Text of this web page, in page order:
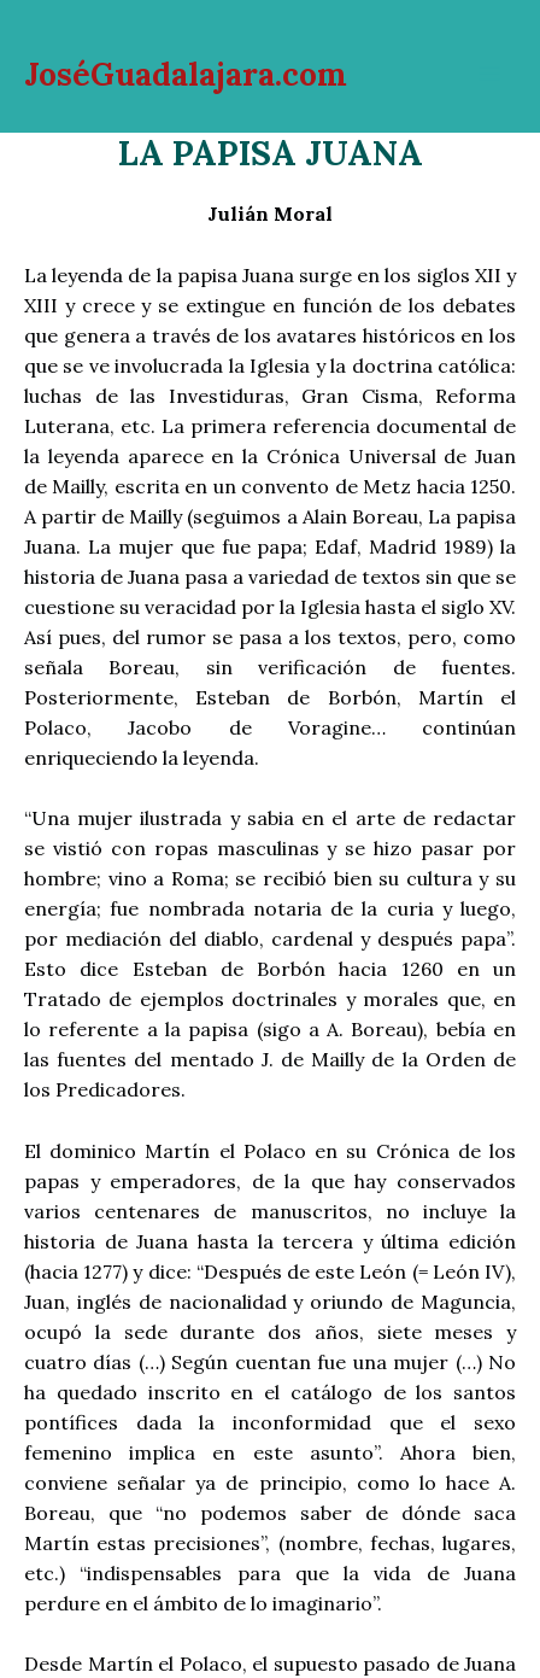
contenido
JoséGuadalajara.com
LA PAPISA JUANA
Julián Moral
La leyenda de la papisa Juana surge en los siglos XII y
XIII y crece y se extingue en función de los debates
que genera a través de los avatares históricos en los
que se ve involucrada la Iglesia y la doctrina católica:
luchas de las Investiduras, Gran Cisma, Reforma
Luterana, etc. La primera referencia documental de
la leyenda aparece en la Crónica Universal de Juan
de Mailly, escrita en un convento de Metz hacia 1250.
A partir de Mailly (seguimos a Alain Boreau, La papisa
Juana. La mujer que fue papa; Edaf, Madrid 1989) la
historia de Juana pasa a variedad de textos sin que se
cuestione su veracidad por la Iglesia hasta el siglo XV.
Así pues, del rumor se pasa a los textos, pero, como
señala Boreau, sin verificación de fuentes.
Posteriormente, Esteban de Borbón, Martín el
Polaco, Jacobo de Voragine… continúan
enriqueciendo la leyenda.
“Una mujer ilustrada y sabia en el arte de redactar
se vistió con ropas masculinas y se hizo pasar por
hombre; vino a Roma; se recibió bien su cultura y su
energía; fue nombrada notaria de la curia y luego,
por mediación del diablo, cardenal y después papa”.
Esto dice Esteban de Borbón hacia 1260 en un
Tratado de ejemplos doctrinales y morales que, en
lo referente a la papisa (sigo a A. Boreau), bebía en
las fuentes del mentado J. de Mailly de la Orden de
los Predicadores.
El dominico Martín el Polaco en su Crónica de los
papas y emperadores, de la que hay conservados
varios centenares de manuscritos, no incluye la
historia de Juana hasta la tercera y última edición
(hacia 1277) y dice: “Después de este León (= León IV),
Juan, inglés de nacionalidad y oriundo de Maguncia,
ocupó la sede durante dos años, siete meses y
cuatro días (…) Según cuentan fue una mujer (…) No
ha quedado inscrito en el catálogo de los santos
pontífices dada la inconformidad que el sexo
femenino implica en este asunto”. Ahora bien,
conviene señalar ya de principio, como lo hace A.
Boreau, que “no podemos saber de dónde saca
Martín estas precisiones”, (nombre, fechas, lugares,
etc.) “indispensables para que la vida de Juana
perdure en el ámbito de lo imaginario”.
Desde Martín el Polaco, el supuesto pasado de Juana